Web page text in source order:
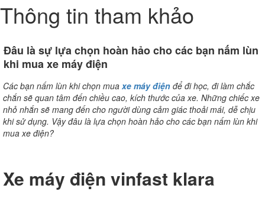
Thông tin tham khảo
Đâu là sự lựa chọn hoàn hảo cho các bạn nấm lùn
khi mua xe máy điện
Các bạn nấm lùn khi chọn mua xe máy điện để đi học, đi làm chắc
chắn sẽ quan tâm đến chiều cao, kích thước của xe. Những chiếc xe
nhỏ nhắn sẽ mang đến cho người dùng cảm giác thoải mái, dễ chịu
khi sử dụng. Vậy đâu là lựa chọn hoàn hảo cho các bạn nấm lùn khi
mua xe điện?
Xe máy điện vinfast klara